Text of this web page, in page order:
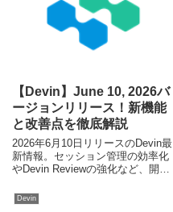
【Devin】June 10, 2026バ
ージョンリリース！新機能
と改善点を徹底解説
2026年6月10日リリースのDevin最
新情報。セッション管理の効率化
やDevin Reviewの強化など、開発
説します。
Devin